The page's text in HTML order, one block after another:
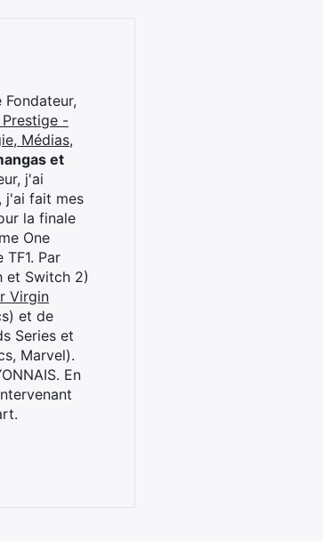
-
Médias,
et
j'ai
j'ai fait mes
la finale
One
Par
et Switch 2)
Virgin
et de
Series et
Marvel).
En